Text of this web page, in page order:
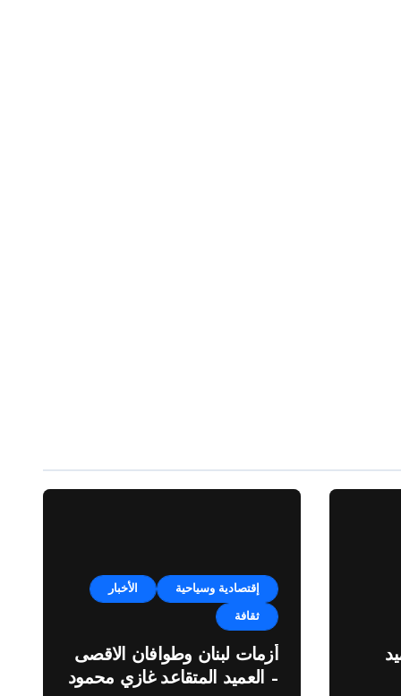
إقتصادية وسياحية الأخبار
ثقافة
أزمات لبنان وطوافان الاقصى
– العميد المتقاعد غازي محمود